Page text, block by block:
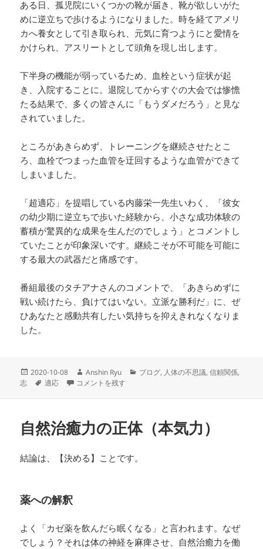
ある日、孤児院にいくつかの靴が届き、靴が欲しいがた
めに逆立ちで歩けるようになりました。時を経てアメリ
カへ養女として引き取られ、元気に育つようにと愛情を
かけられ、アスリートとして頭角を現し出します。
下半身の機能が弱っているため、血栓という症状が起
き、入院することに。退院してからすぐの大会では惨憺
たる結果で、多くの皆さんに「もうダメだろう」と見な
されていました。
ところがあきらめず、トレーニングを継続させたとこ
ろ、血栓でつまった血管を迂回するような血管ができて
しまいました。
「超適応」を提唱している内藤栄一先生いわく、「彼女
の幼少期に逆立ちで歩いた経験から、小さな成功体験の
蓄積が驚異的な成果を生んだのでしょう」とコメントし
ていたことが印象深いです。継続こそが不可能を可能に
する最大の武器だと痛感です。
番組最後のタチアナさんのコメントで、「あきらめずに
戦い続けたら、負けてはいない。立派な勝利だ」に、ぜ
ひあなたと感動共有したい気持ちを抑えきれなくなりま
した。
投
稿
2020-10-08
作
成
Anshin Ryu
カ
ブログ, 人体の不思議,信頼関係,
志
タ
適応 超適応〜手によって足の機能を代替 に
コメントを残す
自然治癒力の正体（本気力）
結論は、【決める】ことです。
薬への解釈
よく「カゼ薬を飲んだら眠くなる」と言われます。なぜ
でしょう？それは体の神経を麻痺させ、自然治癒力を働